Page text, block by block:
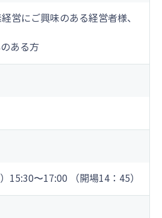
営にご興味のある経営者様、
ある方
15:30〜17:00 （開場14：45）